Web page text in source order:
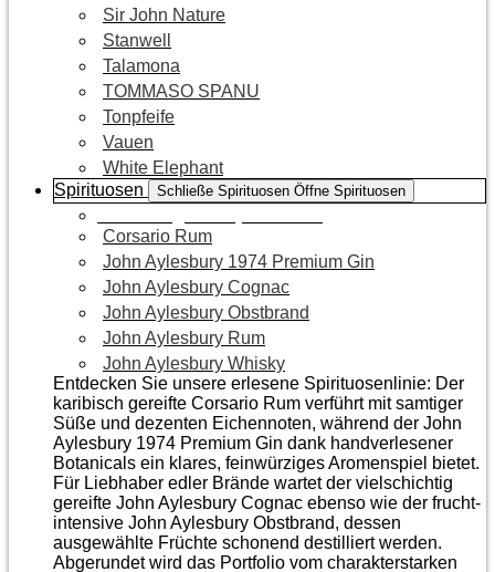
Sir John Nature
Stanwell
Talamona
TOMMASO SPANU
Tonpfeife
Vauen
White Elephant
Spirituosen
Schließe Spirituosen Öffne Spirituosen
Corsario Rum
John Aylesbury 1974 Premium Gin
John Aylesbury Cognac
John Aylesbury Obstbrand
John Aylesbury Rum
John Aylesbury Whisky
Entdecken Sie unsere erlesene Spirituosenlinie: Der
karibisch gereifte Corsario Rum verführt mit samtiger
Süße und dezenten Eichen­noten, während der John
Aylesbury 1974 Premium Gin dank handverlesener
Botanicals ein klares, feinwürziges Aromenspiel bietet.
Für Liebhaber edler Brände wartet der vielschichtig
gereifte John Aylesbury Cognac ebenso wie der frucht­
intensive John Aylesbury Obstbrand, dessen
ausgewählte Früchte schonend destilliert werden.
Abgerundet wird das Portfolio vom charakterstarken